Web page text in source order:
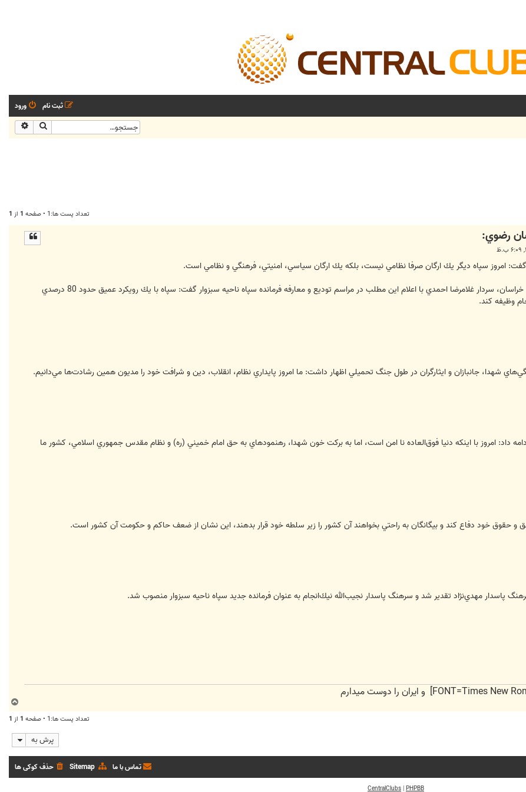
ورود
ثبت نام
جستجو
تعداد پست ها:1 • صفحه 1 از 1
رضوي:
امروز سپاه ديگر يك ارگان صرفا نظامي نيست، بلكه يك ارگان سياسي، امنيتي، فرهنگي و نظامي است.
به گزارش واحد دريافت خبر ايسنا - منطقه خراسان، سردار غلامرضا احمدي با اعلام اين مطلب در مراسم توديع و معارفه فرمانده سپاه ناحيه سبزوار گفت: سپاه با يك رويكرد عميق حدود 80 درصدي
وظيفه كند.
شهدا، جانبازان و ايثارگران در طول جنگ تحميلي اظهار داشت: ما امروز پايداري نظام، انقلاب، دين و شرافت خود را مديون همين رشادت‌ها مي‌دانيم.
داد: امروز با اينكه دنيا فوق‌العاده نا امن است، اما به بركت خون شهدا، رهنمودهاي به حق امام خميني (ره) و نظام مقدس جمهوري اسلامي، كشور ما
حق و حقوق خود دفاع كند و بيگانگان به راحتي بخواهند آن كشور را زير سلطه خود قرار بدهند، اين نشان از ضعف حاكم و حكومت آن كشور است.
پاسدار مهدي‌نژاد تقدير شد و سرهنگ پاسدار نجيب‌الله نيك‌انجام به عنوان فرمانده جديد سپاه ناحيه سبزوار منصوب شد.
ا
تعداد پست ها:1 • صفحه 1 از 1
پرش به
حذف کوکی ها Sitemap تماس با ما
PHPBB
|
CentralClubs